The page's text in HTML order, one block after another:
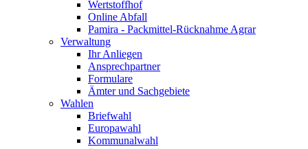
Wertstoffhof
Online Abfall
Pamira - Packmittel-Rücknahme Agrar
Verwaltung
Ihr Anliegen
Ansprechpartner
Formulare
Ämter und Sachgebiete
Wahlen
Briefwahl
Europawahl
Kommunalwahl